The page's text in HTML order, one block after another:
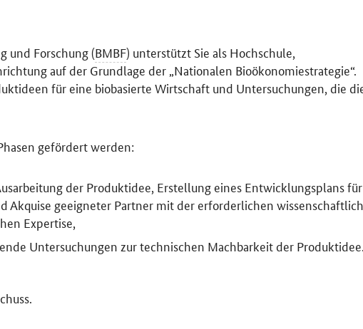
und Forschung (BMBF) unterstützt Sie als Hochschule,
auf der Grundlage der „Nationalen Bioökonomiestrategie“.
für eine biobasierte Wirtschaft und Untersuchungen, die
gefördert werden:
der Produktidee, Erstellung eines Entwicklungsplans für
Akquise geeigneter Partner mit der erforderlichen
Expertise,
Untersuchungen zur technischen Machbarkeit der